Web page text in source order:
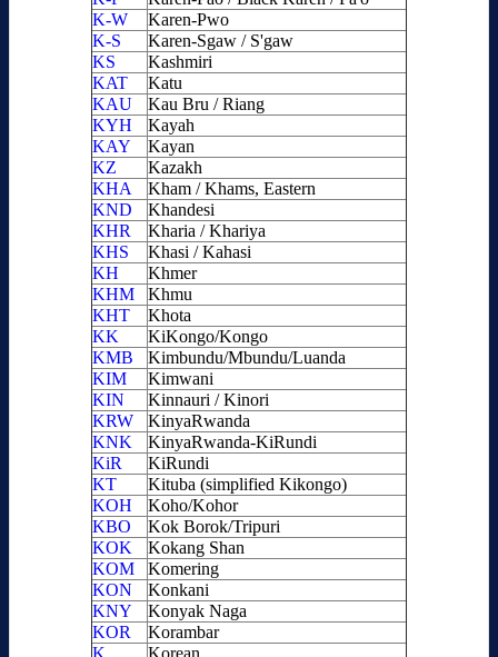
K-W
Karen-Pwo
K-S
Karen-Sgaw / S'gaw
KS
Kashmiri
KAT
Katu
KAU
Kau Bru / Riang
KYH
Kayah
KAY
Kayan
KZ
Kazakh
KHA
Kham / Khams, Eastern
KND
Khandesi
KHR
Kharia / Khariya
KHS
Khasi / Kahasi
KH
Khmer
KHM
Khmu
KHT
Khota
KK
KiKongo/Kongo
KMB
Kimbundu/Mbundu/Luanda
KIM
Kimwani
KIN
Kinnauri / Kinori
KRW
KinyaRwanda
KNK
KinyaRwanda-KiRundi
KiR
KiRundi
KT
Kituba (simplified Kikongo)
KOH
Koho/Kohor
KBO
Kok Borok/Tripuri
KOK
Kokang Shan
KOM
Komering
KON
Konkani
KNY
Konyak Naga
KOR
Korambar